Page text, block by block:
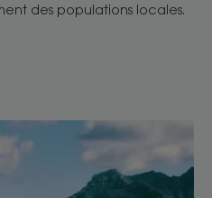
des populations locales.